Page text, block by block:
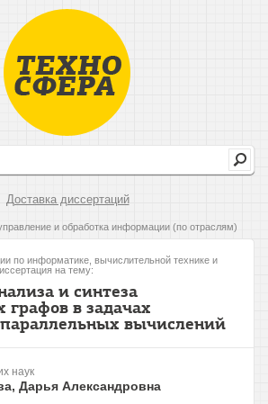
Доставка диссертаций
и обработка информации (по отраслям)
по информатике, вычислительной технике и
на тему:
и синтеза
в задачах
вычислений
наук
Дарья Александровна